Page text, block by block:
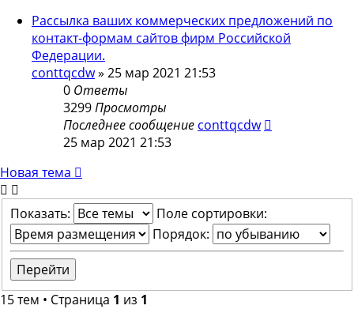
Рассылка ваших коммерческих предложений по
контакт-формам сайтов фирм Российской
Федерации.
conttqcdw» 25 мар 2021 21:53
0 Ответы
3299Просмотры
Последнее сообщение conttqcdw
25 мар 2021 21:53
Новая тема
Показать:
Поле сортировки:
Порядок:
15 тем • Страница 1 из 1